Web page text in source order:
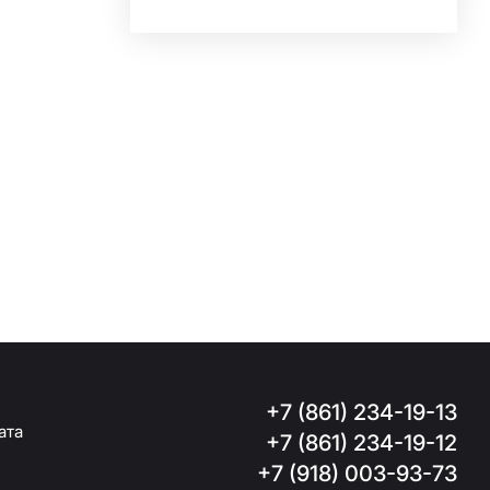
+7 (861) 234-19-13
+7 (861) 234-19-12
+7 (918) 003-93-73